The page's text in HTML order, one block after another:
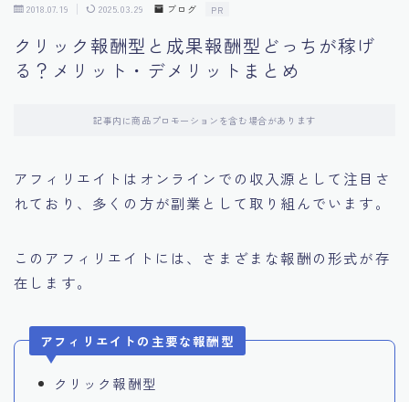
2018.07.19 2025.03.29 ブログ PR
クリック報酬型と成果報酬型どっちが稼げ
る？メリット・デメリットまとめ
記事内に商品プロモーションを含む場合があります
アフィリエイトはオンラインでの収入源として注目さ
れており、多くの方が副業として取り組んでいます。
このアフィリエイトには、さまざまな報酬の形式が存
在します。
アフィリエイトの主要な報酬型
クリック報酬型